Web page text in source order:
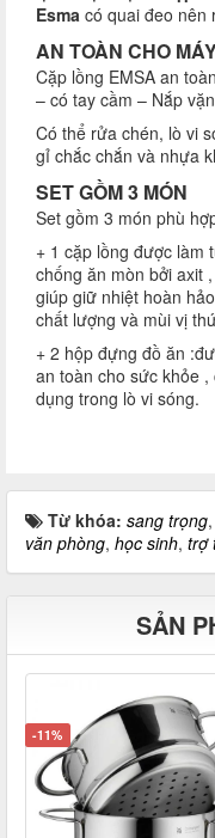
Esma có quai đeo nên
AN TOÀN CHO
Cặp lồng EMSA an
– có tay cầm – Nắp
Có thể rửa chén, lò vi
gỉ chắc chắn và nhựa
SET GỒM 3 MÓN
Set gồm 3 món phù
+ 1 cặp lồng được làm
chống ăn mòn bởi axit
giúp giữ nhiệt hoàn
chất lượng và mùi vị
+ 2 hộp đựng đồ ăn
an toàn cho sức khỏe
dụng trong lò vi sóng.
Từ khóa: sang trọng,
văn phòng, học sinh, trợ
SẢN
-11%